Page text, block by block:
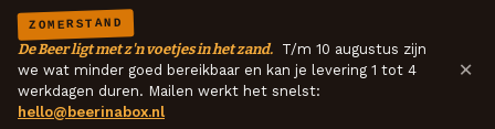
ZOMERSTAND
De Beer ligt met z'n voetjes in het zand. T/m 10 augustus zijn
we wat minder goed bereikbaar en kan je levering 1 tot 4
werkdagen duren. Mailen werkt het snelst:
hello@beerinabox.nl
×